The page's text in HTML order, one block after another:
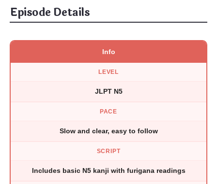
Episode Details
Info
LEVEL
JLPT N5
PACE
Slow and clear, easy to follow
SCRIPT
Includes basic N5 kanji with furigana readings